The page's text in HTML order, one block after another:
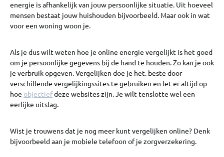
energie is afhankelijk van jouw persoonlijke situatie. Uit hoeveel
mensen bestaat jouw huishouden bijvoorbeeld. Maar ook in wat
voor een woning woon je.
Als je dus wilt weten hoe je online energie vergelijkt is het goed
om je persoonlijke gegevens bij de hand te houden. Zo kan je ook
je verbruik opgeven. Vergelijken doe je het. beste door
verschillende vergelijkingssites te gebruiken en let er altijd op
hoe objectiefdeze websites zijn. Je wilt tenslotte wel een
eerlijke uitslag.
Wist je trouwens dat je nog meer kunt vergelijken online? Denk
bijvoorbeeld aan je mobiele telefoon of je zorgverzekering.